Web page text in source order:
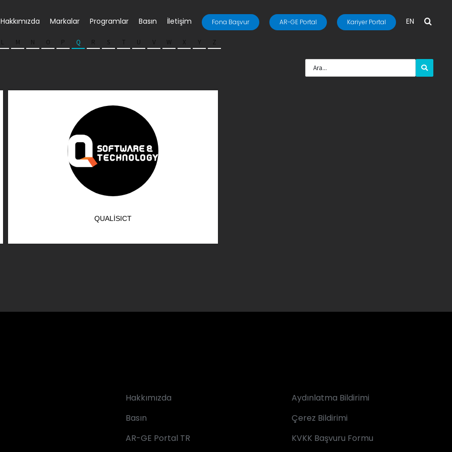
Hakkımızda Markalar Programlar Basın İletişim Fona Başvur AR-GE Portal Kariyer Portal EN
L M N O P Q R S T U V W X Y Z
QUALISICT
Hakkımızda
Basın
AR-GE Portal TR
Aydınlatma Bildirimi
Çerez Bildirimi
KVKK Başvuru Formu